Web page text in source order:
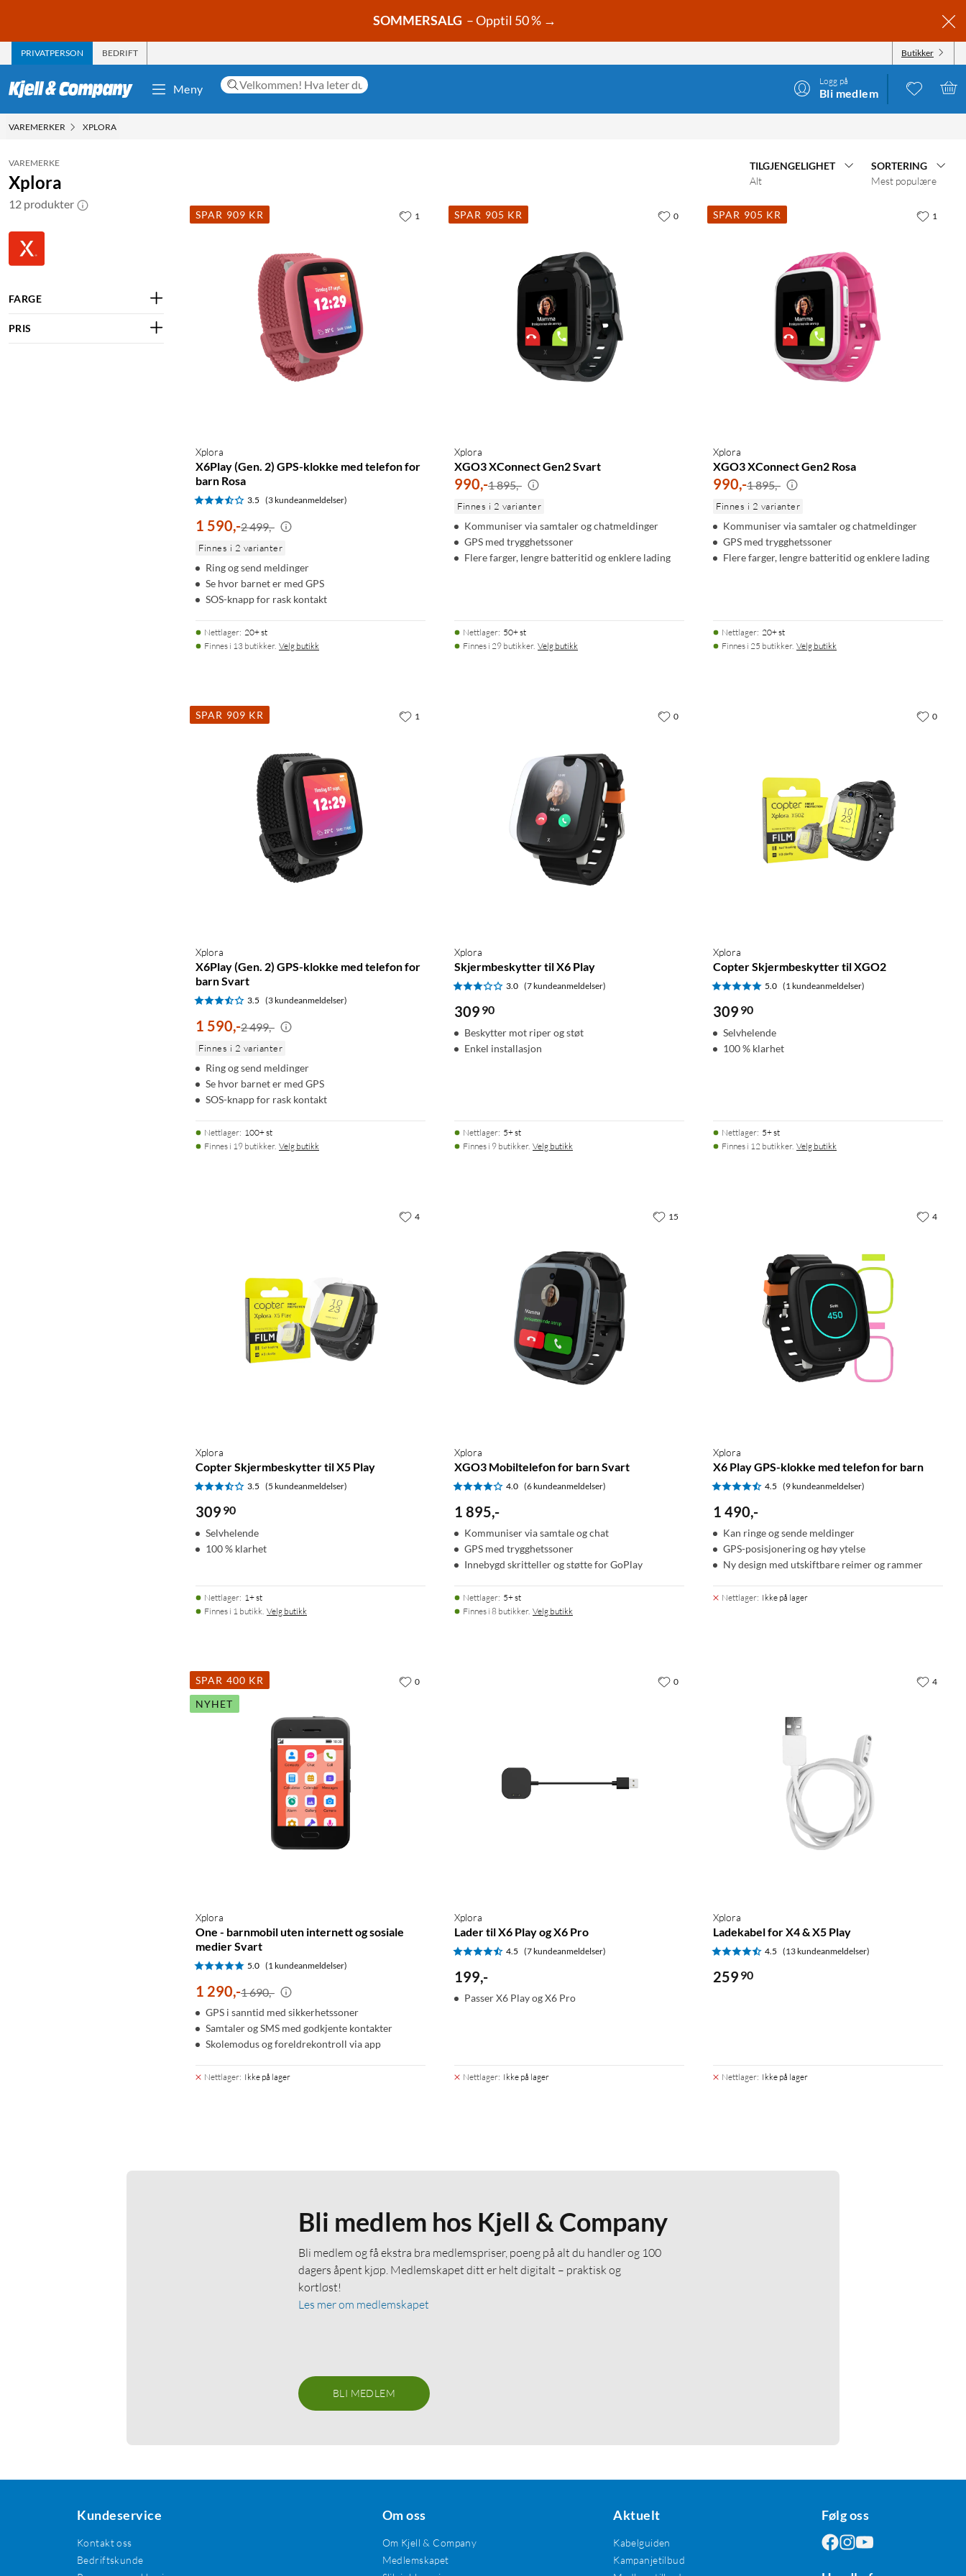
SOMMERSALG – Opptil 50 % →
PRIVATPERSON BEDRIFT Butikker
Meny
Logg på
Bli medlem
VAREMERKER XPLORA
VAREMERKE
Xplora
12 produkter
FARGE
PRIS
TILGJENGELIGHET
Alt
SORTERING
Mest populære
SPAR 909 KR
Xplora
X6Play (Gen. 2) GPS-klokke med telefon for
barn Rosa
3.5 (3 kundeanmeldelser)
1 590,-2 499,-
Finnes i 2 varianter
Ring og send meldinger
Se hvor barnet er med GPS
SOS-knapp for rask kontakt
Nettlager: 20+ st
Finnes i 13 butikker. Velg butikk
1 SPAR 905 KR
Xplora
XGO3 XConnect Gen2 Svart
990,-1 895,-
Finnes i 2 varianter
Kommuniser via samtaler og chatmeldinger
GPS med trygghetssoner
Flere farger, lengre batteritid og enklere lading
Nettlager: 50+ st
Finnes i 29 butikker. Velg butikk
0 SPAR 905 KR
Xplora
XGO3 XConnect Gen2 Rosa
990,-1 895,-
Finnes i 2 varianter
Kommuniser via samtaler og chatmeldinger
GPS med trygghetssoner
Flere farger, lengre batteritid og enklere lading
Nettlager: 20+ st
Finnes i 25 butikker. Velg butikk
1
SPAR 909 KR
Xplora
X6Play (Gen. 2) GPS-klokke med telefon for
barn Svart
3.5 (3 kundeanmeldelser)
1 590,-2 499,-
Finnes i 2 varianter
Ring og send meldinger
Se hvor barnet er med GPS
SOS-knapp for rask kontakt
Nettlager: 100+ st
Finnes i 19 butikker. Velg butikk
1
Xplora
Skjermbeskytter til X6 Play
3.0 (7 kundeanmeldelser)
309 90
Beskytter mot riper og støt
Enkel installasjon
Nettlager: 5+ st
Finnes i 9 butikker. Velg butikk
0
Xplora
Copter Skjermbeskytter til XGO2
5.0 (1 kundeanmeldelser)
309 90
Selvhelende
100 % klarhet
Nettlager: 5+ st
Finnes i 12 butikker. Velg butikk
0
Xplora
Copter Skjermbeskytter til X5 Play
3.5 (5 kundeanmeldelser)
309 90
Selvhelende
100 % klarhet
Nettlager: 1+ st
Finnes i 1 butikk. Velg butikk
4
Xplora
XGO3 Mobiltelefon for barn Svart
4.0 (6 kundeanmeldelser)
1 895,-
Kommuniser via samtale og chat
GPS med trygghetssoner
Innebygd skritteller og støtte for GoPlay
Nettlager: 5+ st
Finnes i 8 butikker. Velg butikk
15
Xplora
X6 Play GPS-klokke med telefon for barn
4.5 (9 kundeanmeldelser)
1 490,-
Kan ringe og sende meldinger
GPS-posisjonering og høy ytelse
Ny design med utskiftbare reimer og rammer
Nettlager: Ikke på lager
4
SPAR 400 KR
NYHET
Xplora
One - barnmobil uten internett og sosiale
medier Svart
5.0 (1 kundeanmeldelser)
1 290,-1 690,-
GPS i sanntid med sikkerhetssoner
Samtaler og SMS med godkjente kontakter
Skolemodus og foreldrekontroll via app
Nettlager: Ikke på lager
0
Xplora
Lader til X6 Play og X6 Pro
4.5 (7 kundeanmeldelser)
199,-
Passer X6 Play og X6 Pro
Nettlager: Ikke på lager
0
Xplora
Ladekabel for X4 & X5 Play
4.5 (13 kundeanmeldelser)
259 90
Nettlager: Ikke på lager
4
Bli medlem hos Kjell & Company
Bli medlem og få ekstra bra medlemspriser, poeng på alt du handler og 100
dagers åpent kjøp. Medlemskapet ditt er helt digitalt – praktisk og
kortløst!
Les mer om medlemskapet
BLI MEDLEM
Kundeservice
Kontakt oss
Bedriftskunde
Om oss
Om Kjell & Company
Medlemskapet
Aktuelt
Kabelguiden
Kampanjetilbud
Følg oss